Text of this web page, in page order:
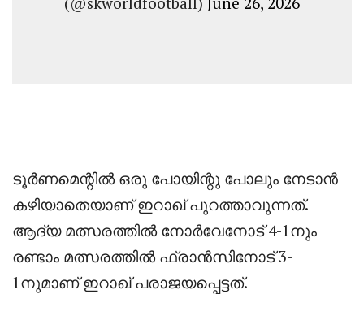
‎ടൂർണമെന്റിൽ ഒരു പോയിന്റു പോലും നേടാൻ
കഴിയാതെയാണ് ഇറാഖ് പുറത്താവുന്നത്.
ആദ്യ മത്സരത്തിൽ നോർവേനോട്‌ 4-1നും
രണ്ടാം മത്സരത്തിൽ ഫ്രാൻസിനോട് 3-
1നുമാണ് ഇറാഖ് പരാജയപ്പെട്ടത്.